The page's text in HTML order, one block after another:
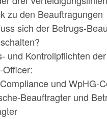
zu den Beauftragungen
sich der Betrugs-
und Kontrollpflichten der
Officer:
und WpHG-
Beauftragter und